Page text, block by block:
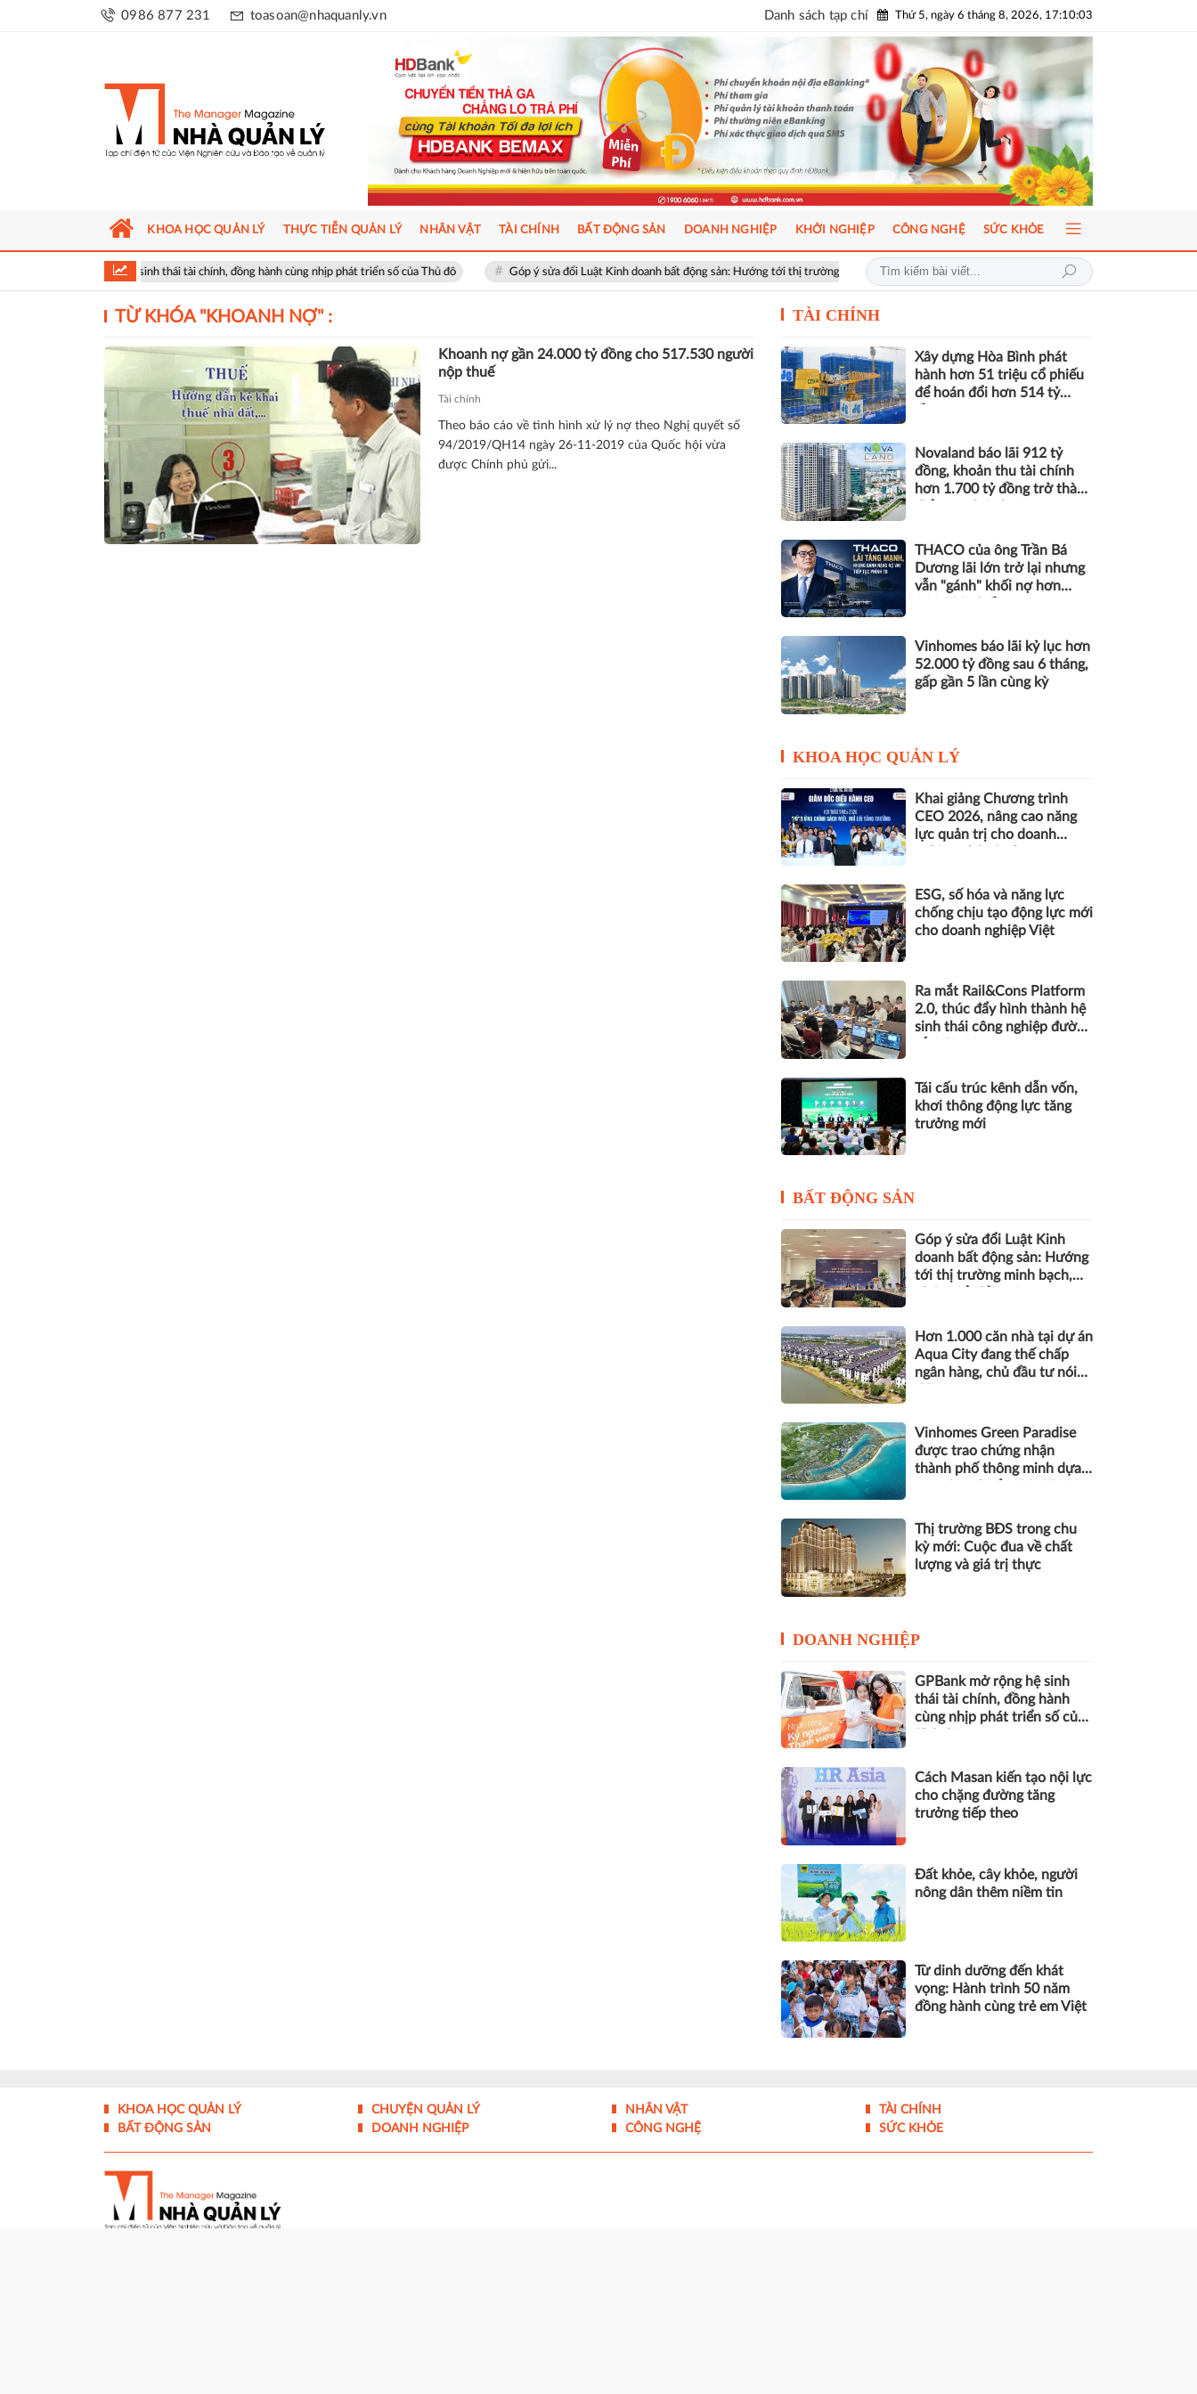
0986 877 231 toasoan@nhaquanly.vn Danh sách tạp chí Thứ 5, ngày 6 tháng 8, 2026, 17:10:04
mở rộng hệ sinh thái tài chính, đồng hành cùng nhịp phát triển số của Thủ đô Góp ý sửa đổi Luật Kinh doanh bất động sản: Hướng tới thị trường minh bạch, phát triển bền vững Hơn 1.000 căn nhà tại dự án Aqua
KHOA HỌC QUẢN LÝ THỰC TIỄN QUẢN LÝ NHÂN VẬT TÀI CHÍNH BẤT ĐỘNG SẢN DOANH NGHIỆP KHỞI NGHIỆP CÔNG NGHỆ SỨC KHỎE
TỪ KHÓA " KHOANH NỢ" :
Khoanh nợ gần 24.000 tỷ đồng cho 517.530 người
nộp thuế
Tài chính
Theo báo cáo về tình hình xử lý nợ theo Nghị quyết số
94/2019/QH14 ngày 26-11-2019 của Quốc hội vừa
được Chính phủ gửi...
TÀI CHÍNH
Xây dựng Hòa Bình phát
hành hơn 51 triệu cổ phiếu
để hoán đổi hơn 514 tỷ
Novaland báo lãi 912 tỷ
đồng, khoản thu tài chính
hơn 1.700 tỷ đồng trở thành
THACO của ông Trần Bá
Dương lãi lớn trở lại nhưng
vẫn "gánh" khối nợ hơn
Vinhomes báo lãi kỷ lục hơn
52.000 tỷ đồng sau 6 tháng,
gấp gần 5 lần cùng kỳ
KHOA HỌC QUẢN LÝ
Khai giảng Chương trình
CEO 2026, nâng cao năng
lực quản trị cho doanh
ESG, số hóa và năng lực
chống chịu tạo động lực mới
cho doanh nghiệp Việt
Ra mắt Rail&Cons Platform
2.0, thúc đẩy hình thành hệ
sinh thái công nghiệp đường
Tái cấu trúc kênh dẫn vốn,
khơi thông động lực tăng
trưởng mới
BẤT ĐỘNG SẢN
Góp ý sửa đổi Luật Kinh
doanh bất động sản: Hướng
tới thị trường minh bạch,
Hơn 1.000 căn nhà tại dự án
Aqua City đang thế chấp
ngân hàng, chủ đầu tư nói
Vinhomes Green Paradise
được trao chứng nhận
thành phố thông minh dựa
Thị trường BĐS trong chu
kỳ mới: Cuộc đua về chất
lượng và giá trị thực
DOANH NGHIỆP
GPBank mở rộng hệ sinh
thái tài chính, đồng hành
cùng nhịp phát triển số của
Cách Masan kiến tạo nội lực
cho chặng đường tăng
trưởng tiếp theo
Đất khỏe, cây khỏe, người
nông dân thêm niềm tin
Từ dinh dưỡng đến khát
vọng: Hành trình 50 năm
đồng hành cùng trẻ em Việt
KHOA HỌC QUẢN LÝ CHUYỆN QUẢN LÝ NHÂN VẬT
TÀI CHÍNH
BẤT ĐỘNG SẢN
DOANH NGHIỆP CÔNG NGHỆ SỨC KHỎE